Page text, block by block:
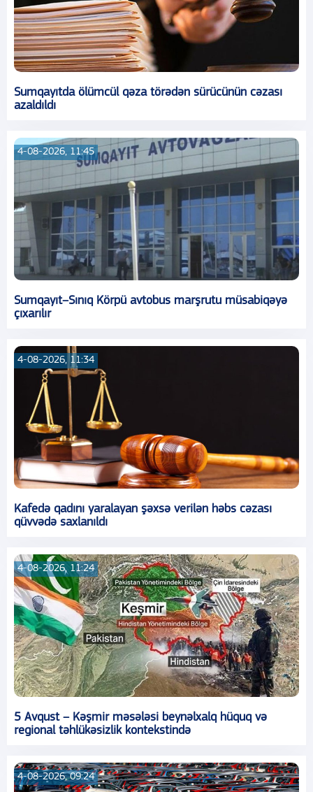
Sumqayıtda ölümcül qəza törədən sürücünün cəzası
azaldıldı
4-08-2026, 11:45
Sumqayıt–Sınıq Körpü avtobus marşrutu müsabiqəyə
çıxarılır
4-08-2026, 11:34
Kafedə qadını yaralayan şəxsə verilən həbs cəzası
qüvvədə saxlanıldı
4-08-2026, 11:24
5 Avqust – Kəşmir məsələsi beynəlxalq hüquq və
regional təhlükəsizlik kontekstində
4-08-2026, 09:24